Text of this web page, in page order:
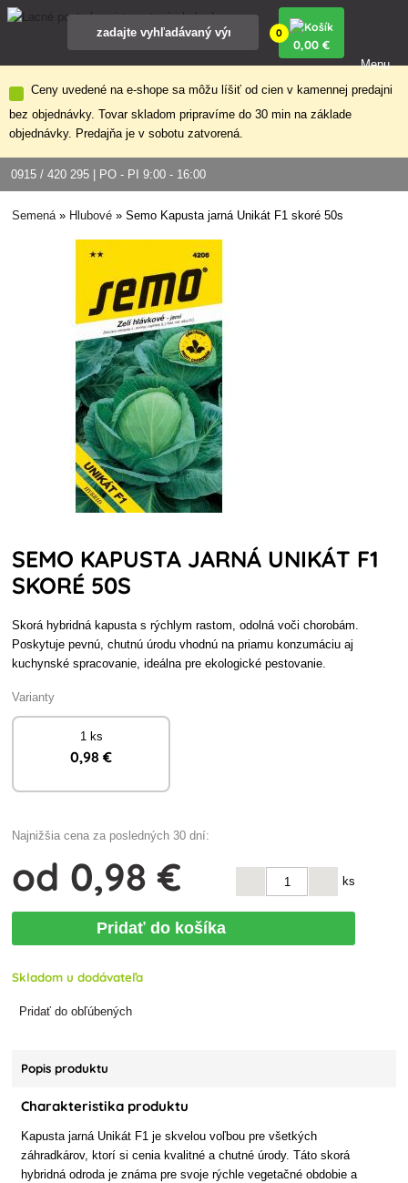
Ceny uvedené na e-shope sa môžu líšiť od cien v kamennej predajni
bez objednávky. Tovar skladom pripravíme do 30 min na základe
objednávky. Predajňa je v sobotu zatvorená.
0915 / 420 295 | PO - PI 9:00 - 16:00
0
0,00 €
Menu
Semená» Hlubové »Semo Kapusta jarná Unikát F1 skoré 50s
SEMO KAPUSTA JARNÁ UNIKÁT F1
SKORÉ 50S
Skorá hybridná kapusta s rýchlym rastom, odolná voči chorobám.
Poskytuje pevnú, chutnú úrodu vhodnú na priamu konzumáciu aj
kuchynské spracovanie, ideálna pre ekologické pestovanie.
Varianty
1 ks
0,98 €
Najnižšia cena za posledných 30 dní:
od 0,98 € ks
Pridať do košíka
Skladom u dodávateľa
Pridať do obľúbených
Popis produktu
Charakteristika produktu
Kapusta jarná Unikát F1 je skvelou voľbou pre všetkých
záhradkárov, ktorí si cenia kvalitné a chutné úrody. Táto skorá
hybridná odroda je známa pre svoje rýchle vegetačné obdobie a